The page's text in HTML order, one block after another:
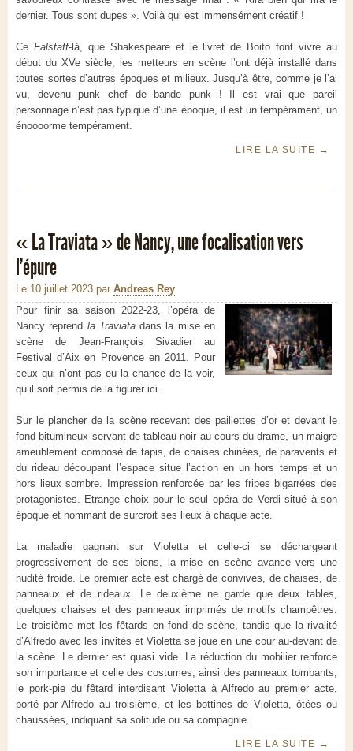
dernier. Tous sont dupes ». Voilà qui est immensément créatif !
Ce Falstaff-là, que Shakespeare et le livret de Boito font vivre au
début du XVe siècle, les metteurs en scène l’ont déjà installé dans
toutes sortes d’autres époques et milieux. Jusqu’à être, comme je l’ai
vu, devenu punk chef de bande punk ! Il est vrai que pareil
personnage n’est pas typique d’une époque, il est un tempérament, un
énoooorme tempérament.
LIRE LA SUITE →
« La Traviata » de Nancy, une focalisation vers
l’épure
Le 10 juillet 2023 par Andreas Rey
Pour finir sa saison 2022-23, l’opéra de
Nancy reprend la Traviatadans la mise en
scène de Jean-François Sivadier au
Festival d’Aix en Provence en 2011. Pour
ceux qui n’ont pas eu la chance de la voir,
qu’il soit permis de la figurer ici.
Sur le plancher de la scène recevant des paillettes d’or et devant le
fond bitumineux servant de tableau noir au cours du drame, un maigre
ameublement composé de tapis, de chaises chinées, de paravents et
du rideau découpant l’espace situe l’action en un hors temps et un
hors lieux sombre. Impression renforcée par les fripes bigarrées des
protagonistes. Etrange choix pour le seul opéra de Verdi situé à son
époque et nommant de surcroit ses lieux à chaque acte.
La maladie gagnant sur Violetta et celle-ci se déchargeant
progressivement de ses biens, la mise en scène avance vers une
nudité froide. Le premier acte est chargé de convives, de chaises, de
panneaux et de rideaux. Le deuxième ne garde que deux tables,
quelques chaises et des panneaux imprimés de motifs champêtres.
Le troisième met les fêtards en fond de scène, tandis que la rivalité
d’Alfredo avec les invités et Violetta se joue en une cour au-devant de
la scène. Le dernier est quasi vide. La réduction du mobilier renforce
son importance et celle des costumes, ainsi des panneaux tombants,
le pork-pie du fêtard interdisant Violetta à Alfredo au premier acte,
porté par Alfredo au troisième, et les bottines de Violetta, ôtées ou
chaussées, indiquant sa solitude ou sa compagnie.
LIRE LA SUITE →